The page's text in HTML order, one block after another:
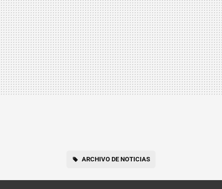
ARCHIVO DE NOTICIAS